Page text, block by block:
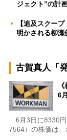
ジェクト”の計
【追及スクー
明かされる柳
古賀真人「
6
6月3日に8330円
7564）の株価は